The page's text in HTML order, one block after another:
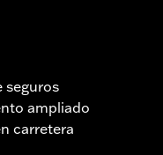
seguros
ampliado
carretera